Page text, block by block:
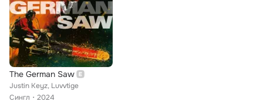
The German Saw
Justin Keyz, Luvvtige
Сингл
2024